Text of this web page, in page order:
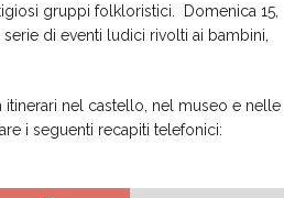
gruppi folkloristici. Domenica 15,
di eventi ludici rivolti ai bambini,
nel castello, nel museo e nelle
i seguenti recapiti telefonici: